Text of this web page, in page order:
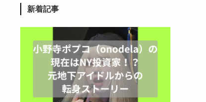
新着記事